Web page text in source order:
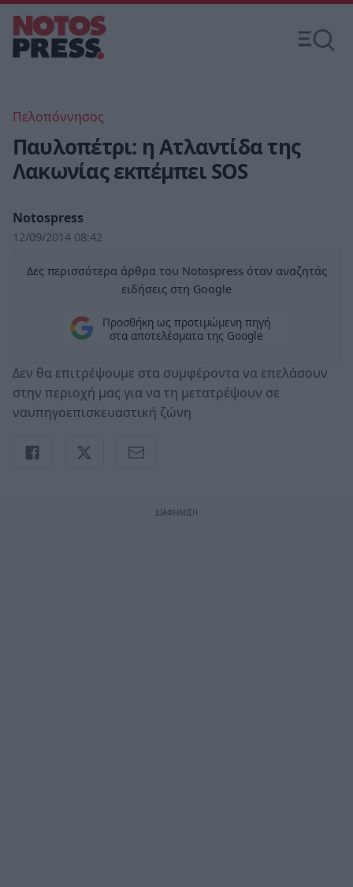
Πελοπόννησος
Παυλοπέτρι: η Ατλαντίδα της
Λακωνίας εκπέμπει SOS
Notospress
12/09/2014 08:42
Δες περισσότερα άρθρα του Notospress όταν αναζητάς
ειδήσεις στη Google
Προσθήκη ως προτιμώμενη πηγή
στα αποτελέσματα της Google
Δεν θα επιτρέψουμε στα συμφέροντα να επελάσουν
στην περιοχή μας για να τη μετατρέψουν σε
ναυπηγοεπισκευαστική ζώνη